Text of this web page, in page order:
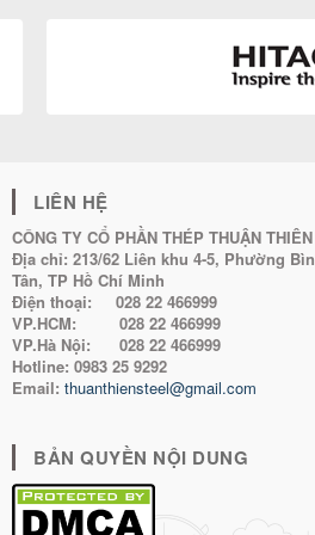
LIÊN HỆ
CÔNG TY CỔ PHẦN THÉP THUẬN THIÊN
Địa chỉ: 213/62 Liên khu 4-5, Phường
Tân, TP Hồ Chí Minh
Điện thoại:
028 22 466999
VP.HCM:
028 22 466999
VP.Hà Nội:
028 22 466999
Hotline: 0983 25 9292
Email: thuanthiensteel@gmail.com
BẢN QUYỀN NỘI DUNG